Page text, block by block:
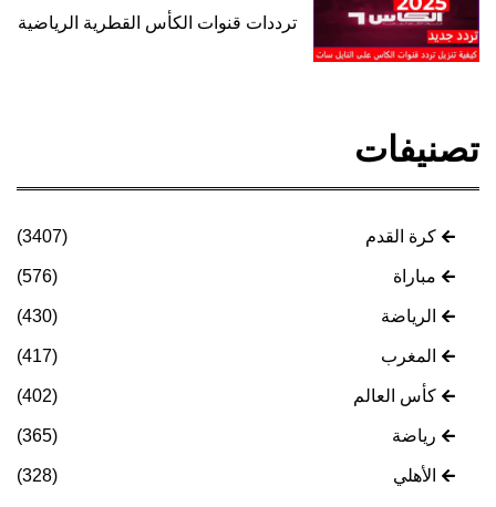
ترددات قنوات الكأس القطرية الرياضية
تصنيفات
كرة القدم (3407)
مباراة (576)
الرياضة (430)
المغرب (417)
كأس العالم (402)
رياضة (365)
الأهلي (328)